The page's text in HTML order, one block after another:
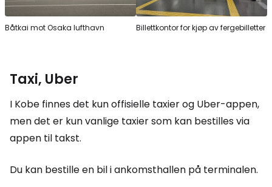
Båtkai mot Osaka lufthavn Billettkontor for kjøp av fergebilletter
Taxi, Uber
I Kobe finnes det kun offisielle taxier og Uber-appen,
men det er kun vanlige taxier som kan bestilles via
appen til takst.
Du kan bestille en bil i ankomsthallen på terminalen.